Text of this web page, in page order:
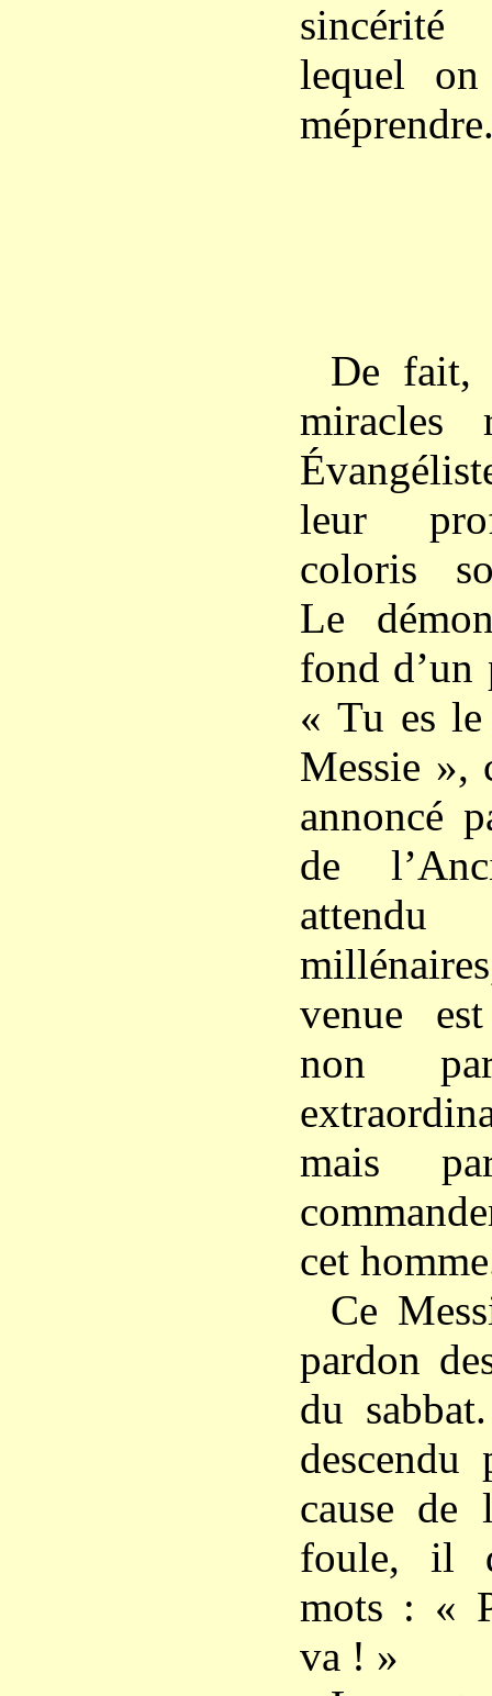
sincérité
lequel
De fait,
miracles
leur
coloris
Le
fond d’un
« Tu es
Messie »,
annoncé
de
venue
non
mais
cet
Ce
pardon
du
cause de
foule, il
mots : «
va ! »